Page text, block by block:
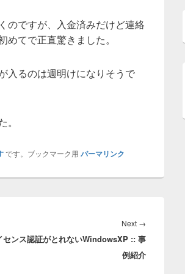
のですが、入金済みだけど連絡
てで正直驚きました。
入るのは週明けになりそうで
です。ブックマーク用 パーマリンク
Next →
post:
センス認証がとれないWindowsXP :: 事
例紹介